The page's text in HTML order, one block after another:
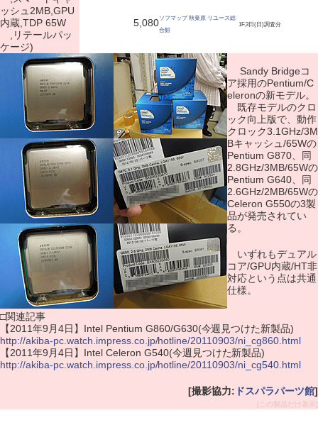
ッシュ2MB,GPU
内蔵,TDP 65W
,リテールパッ
ケージ)
5,080ソフマップ 秋葉原 リユース総
合館
1F,3日(日)調査分
Sandy Bridgeコ
ア採用のPentium/C
eleronの新モデル。
既存モデルのクロ
ック向上版で、動作
クロック3.1GHz/3M
Bキャッシュ/65Wの
Pentium G870、同
2.8GHz/3MB/65Wの
Pentium G640、同
2.6GHz/2MB/65Wの
Celeron G550の3製
品が発売されてい
る。
いずれもデュアル
コア/GPU内蔵/HT非
対応という点は共通
仕様。
□関連記事
【2011年9月4日】Intel Pentium G860/G630(今週見つけた新製品)
http://akiba-pc.watch.impress.co.jp/hotline/20110903/ni_cg860.html
【2011年9月4日】Intel Celeron G540(今週見つけた新製品)
http://akiba-pc.watch.impress.co.jp/hotline/20110903/ni_cg540.html
[撮影協力: ドスパラパーツ館]
[この製品だけ表示]